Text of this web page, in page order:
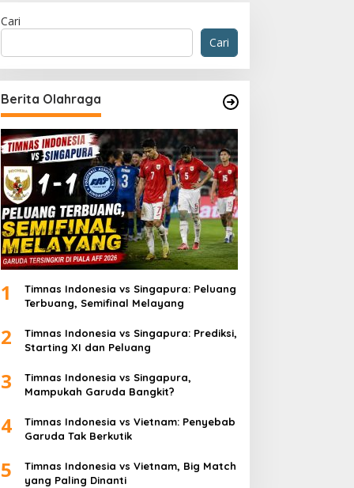
Cari
Cari
Berita Olahraga
1
Timnas Indonesia vs Singapura: Peluang
Terbuang, Semifinal Melayang
2
Timnas Indonesia vs Singapura: Prediksi,
Starting XI dan Peluang
3
Timnas Indonesia vs Singapura,
Mampukah Garuda Bangkit?
4
Timnas Indonesia vs Vietnam: Penyebab
Garuda Tak Berkutik
5
Timnas Indonesia vs Vietnam, Big Match
yang Paling Dinanti